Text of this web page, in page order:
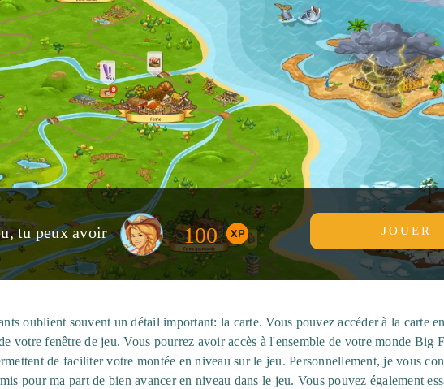
tu peux avoir 100 JOUER
oublient souvent un détail important: la carte. Vous pouvez accéder à la carte
votre fenêtre de jeu. Vous pourrez avoir accès à l'ensemble de votre monde Big
de faciliter votre montée en niveau sur le jeu. Personnellement, je vous
pour ma part de bien avancer en niveau dans le jeu. Vous pouvez également